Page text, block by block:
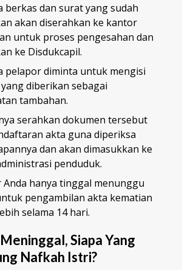
berkas dan surat yang sudah
akan diserahkan ke kantor
untuk proses pengesahan dan
ke Disdukcapil.
pelapor diminta untuk mengisi
diberikan sebagai
tambahan.
serahkan dokumen tersebut
akta guna diperiksa
dan akan dimasukkan ke
penduduk.
hanya tinggal menunggu
pengambilan akta kematian
selama 14 hari.
Siapa Yang
Nafkah Istri?